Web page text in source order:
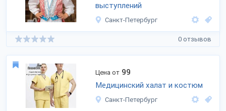
выступлений
Санкт-Петербург
0 отзывов
Цена от 99
Медицинский халат и костюм
Санкт-Петербург